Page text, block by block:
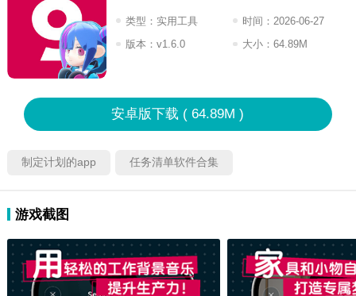
类型： 实用工具 时间： 2026-06-27
11:2026
版本：v1.6.0 大小： 64.89M
安卓版下载 ( 64.89M )
制定计划的app 任务清单软件合集
游戏截图